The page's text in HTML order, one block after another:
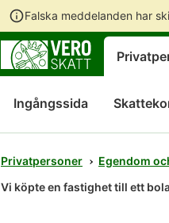
Falska meddelanden har
Ingångssida
Privatpersoner Egendom
Vi köpte en fastighet till ett